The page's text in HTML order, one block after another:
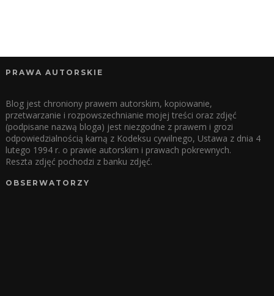
PRAWA AUTORSKIE
Blog jest chroniony prawem autorskim, kopiowanie,
przetwarzanie i rozpowszechnianie mojej treści oraz zdjęć
(podpisane nazwą bloga) jest niezgodne z prawem i grozi
odpowiedzialnością karną z Kodeksu cywilnego, Ustawa z dnia 4
lutego 1994 r. o prawie autorskim i prawach pokrewnych.
Reszta zdjęć pochodzi z banku zdjęć.
OBSERWATORZY